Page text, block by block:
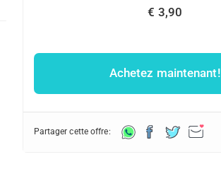
€ 3,90
Achetez maintenant!
Partager cette offre: